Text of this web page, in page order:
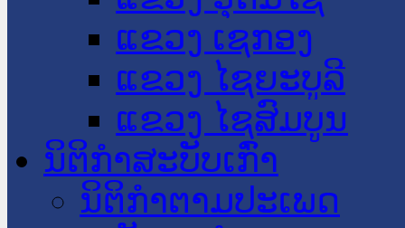
ແຂວງ ເຊກອງ
ແຂວງ ໄຊຍະບູລີ
ແຂວງ ໄຊສົມບູນ
ນິຕິກໍາສະບັບເກົ່າ
ນິຕິກຳຕາມປະເພດ